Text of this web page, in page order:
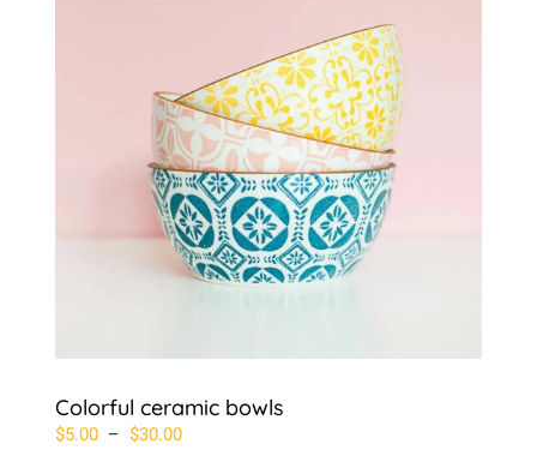
Colorful ceramic bowls
$5.00 – $30.00Plage